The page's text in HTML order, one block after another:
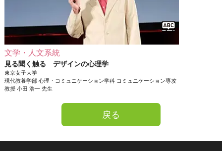
文学・人文系統
見る聞く触る デザインの心理学
東京女子大学
現代教養学部 心理・コミュニケーション学科 コミュニケーション専攻
教授 小田 浩一先生
戻る